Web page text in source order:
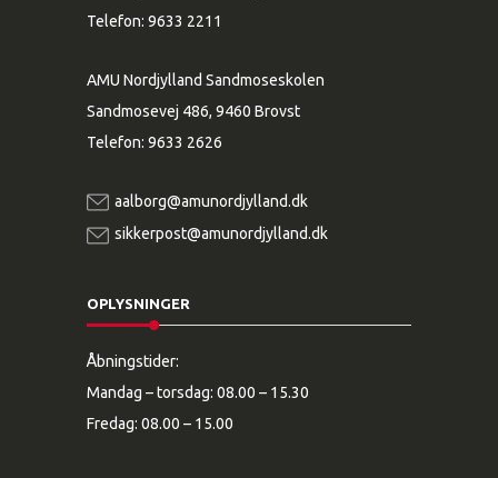
Telefon: 9633 2211
AMU Nordjylland Sandmoseskolen
Sandmosevej 486, 9460 Brovst
Telefon: 9633 2626
aalborg@amunordjylland.dk
sikkerpost@amunordjylland.dk
OPLYSNINGER
Åbningstider:
Mandag – torsdag: 08.00 – 15.30
Fredag: 08.00 – 15.00